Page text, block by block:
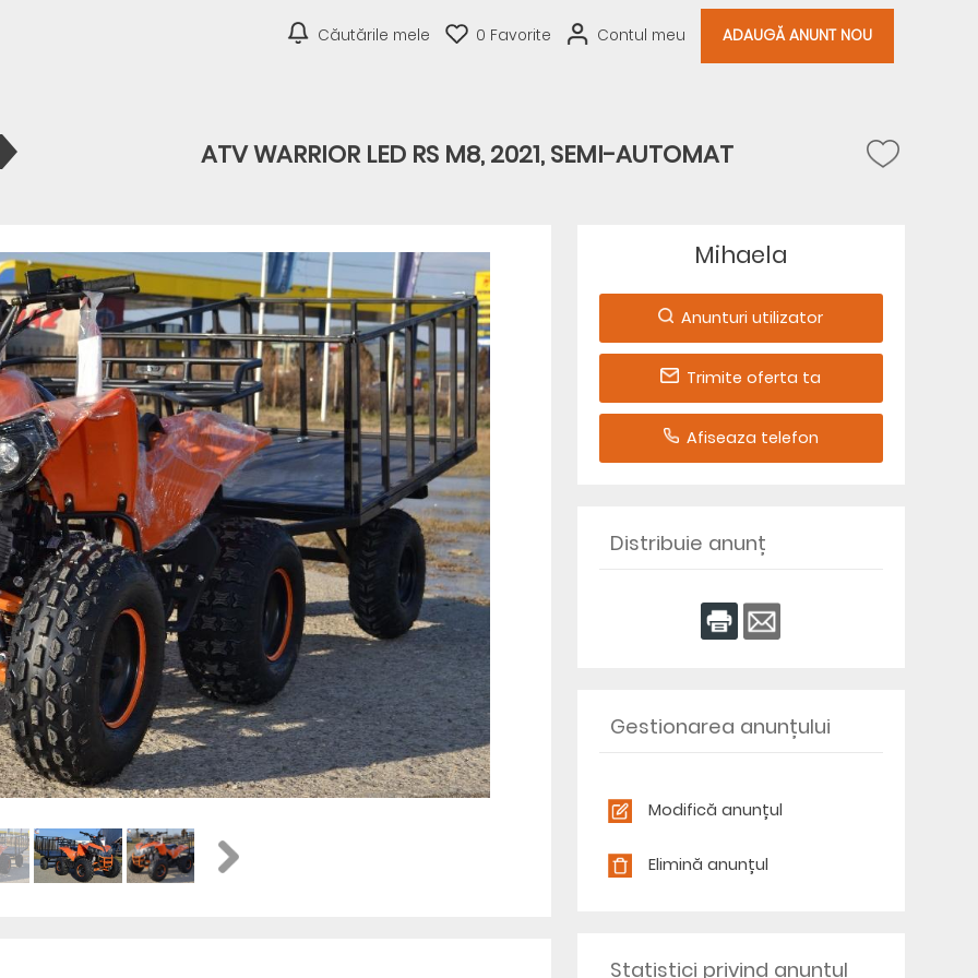
Căutările mele 0 Favorite Contul meu ADAUGĂ ANUNT NOU
ATV WARRIOR LED RS M8, 2021, SEMI-AUTOMAT
Mihaela
Anunturi utilizator
Trimite oferta ta
Afiseaza telefon
Distribuie anunț
Gestionarea anunțului
Modifică anunțul
Elimină anunțul
Statistici privind anunțul